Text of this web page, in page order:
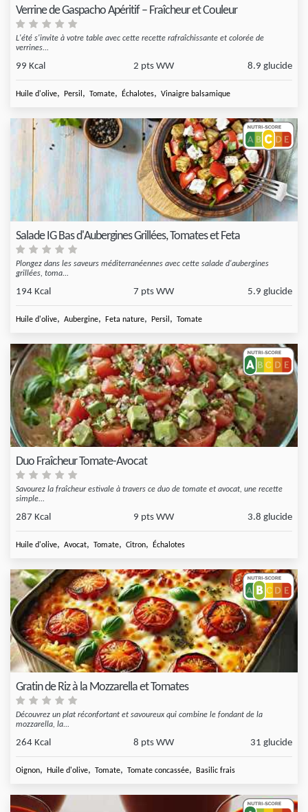
Verrine de Gaspacho Apéritif – Fraîcheur et Couleur
L'été s'invite à votre table avec cette recette rafraîchissante et colorée de
verrines...
99 Kcal 2 pts WW 8.9 glucide
Huile d'olive, Persil , Tomate, Échalotes, Vinaigre balsamique
Salade IG Bas d'Aubergines Grillées, Tomates et Feta
Plongez dans les saveurs méditerranéennes avec cette salade d'aubergines
grillées, toma...
194 Kcal 7 pts WW 5.9 glucide
Huile d'olive, Aubergine, Feta nature, Persil , Tomate
Duo Fraîcheur Tomate-Avocat
Savourez la fraîcheur estivale à travers ce duo de tomate et avocat, une recette
simple...
287 Kcal 9 pts WW 3.8 glucide
Huile d'olive, Avocat, Tomate, Citron, Échalotes
Gratin de Riz à la Mozzarella et Tomates
Découvrez un plat réconfortant et savoureux qui combine le fondant de la
mozzarella, la...
264 Kcal 8 pts WW 31 glucide
Oignon, Huile d'olive, Tomate, Tomate concassée, Basilic frais